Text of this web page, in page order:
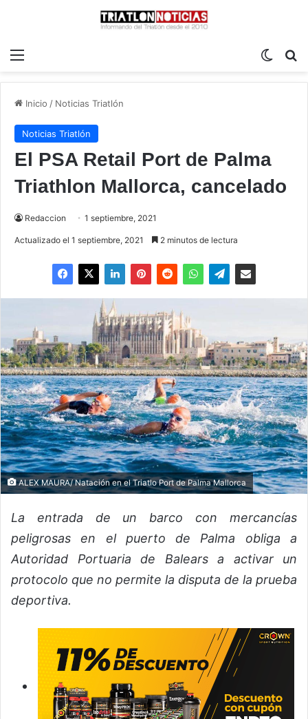
Inicio / Noticias Triatlón
Noticias Triatlón
El PSA Retail Port de Palma
Triathlon Mallorca, cancelado
Redaccion 1 septiembre, 2021
Actualizado el 1 septiembre, 2021 2 minutos de lectura
ALEX MAURA/ Natación en el Triatlo Port de Palma Mallorca
La entrada de un barco con mercancías
peligrosas en el puerto de Palma obliga a
Autoridad Portuaria de Balears a activar un
protocolo que no permite la disputa de la prueba
deportiva.